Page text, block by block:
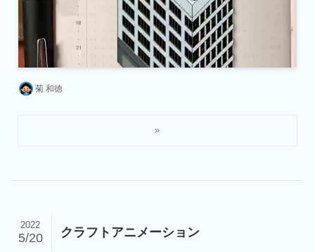
菊 和徳
クラフトアニメーション
2022
5/20